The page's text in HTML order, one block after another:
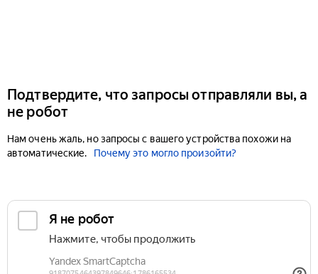
Подтвердите, что запросы отправляли вы, а
не робот
Нам очень жаль, но запросы с вашего устройства похожи на
автоматические.
Почему это могло произойти?